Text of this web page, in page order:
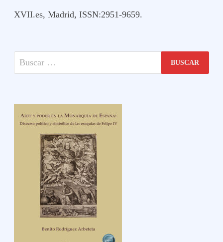
XVII.es, Madrid, ISSN:2951-9659.
Buscar: